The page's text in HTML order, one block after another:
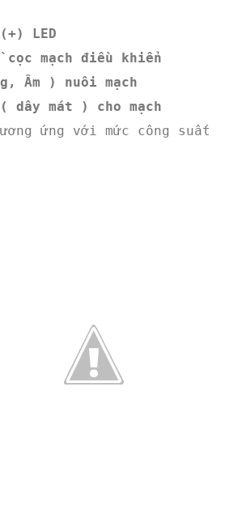
LED
mạch điều khiển
Âm ) nuôi mạch
dây mát ) cho mạch
ứng với mức công suất